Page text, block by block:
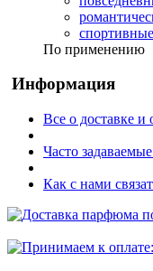
спортивные
По применению
Информация
Все о доставке и
Часто
Как с нами